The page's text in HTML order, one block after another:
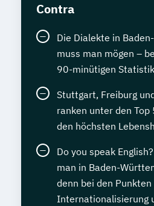
Contra
Die Dialekte in
muss man mögen –
90-minütigen
Stuttgart, Freiburg
ranken unter den
den höchsten
Do you speak
man in Baden-
denn bei den Punkten
Internationalisierung